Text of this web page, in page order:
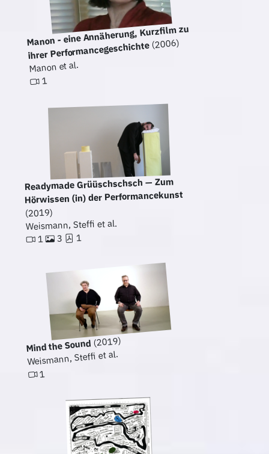
Manon - eine Annäherung, Kurzfilm zu
ihrer Performancegeschichte(2006)
Manon et al.
1
Readymade Grüüschschsch — Zum
Hörwissen (in) der Performancekunst
(2019)
Weismann, Steffi et al.
1 3 1
Mind the Sound(2019)
Weismann, Steffi et al.
1